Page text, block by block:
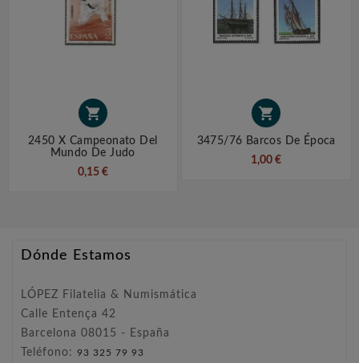

2450 X Campeonato Del
Mundo De Judo
0,15 €

3475/76 Barcos De Época
1,00 €
Dónde Estamos
LÓPEZ Filatelia & Numismática
Calle Entença 42
Barcelona 08015 - España
Teléfono: 93 325 79 93